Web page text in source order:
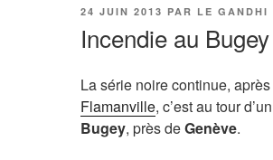
PUBLIÉ
24 JUIN 2013 PAR LE GANDHI
Incendie au Bugey
La série noire continue,
Flamanville, c’est au tour
Bugey, près deGenève.